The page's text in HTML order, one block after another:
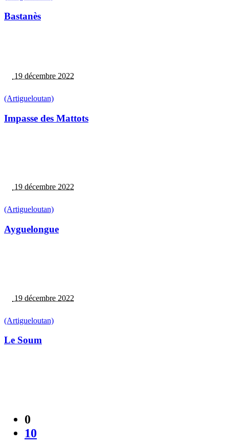
Bastanès
19 décembre 2022
(Artigueloutan)
Impasse des Mattots
19 décembre 2022
(Artigueloutan)
Ayguelongue
19 décembre 2022
(Artigueloutan)
Le Soum
0
10